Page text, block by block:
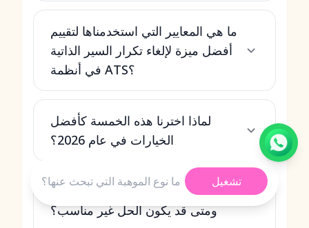
ما هي المعايير التي استخدمناها لتقييم
أفضل ميزة لإلغاء تكرار السير الذاتية
في أنظمة ATS؟
لماذا اخترنا هذه الخمسة كأفضل
الخيارات في عام 2026؟
أي نظام ATS هو الأفضل لوضعي،
ومتى قد يكون الحل غير مناسب؟
تشغيل